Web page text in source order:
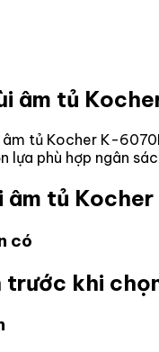
âm tủ
âm tủ Kocher K-
phù hợp ngân
âm tủ
có
trước khi